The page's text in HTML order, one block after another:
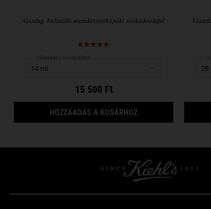
Gazdag, hidratáló szemkörnyékápoló avokádóolajjal
Válasszon kiszerelést
15 500 Ft
HOZZÁADÁS A KOSÁRHOZCREAMY EYE